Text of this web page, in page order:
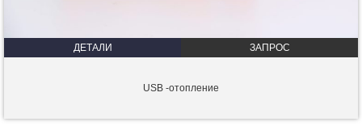
ДЕТАЛИ ЗАПРОС
USB -отопление